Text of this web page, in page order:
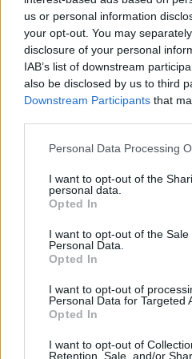
us or personal information
your opt-out. You may
disclosure of your personal
IAB’s list of downstream
also be disclosed by us to third
Downstream Participants that
Personal Data Processing
I want to opt-out of the
personal data.
Opted In
I want to opt-out of the Sale
Personal Data.
Opted In
I want to opt-out of
Personal Data for Targeted
Opted In
I want to opt-out of
Retention, Sale, and/or
Volvo 740 med lh2.2
tiden på tändning.
Senaste inlägget av
Generell felsökning
ID 4 vs EX 40 ? 4 svar
Senaste inlägget av
Ford Mustang e Mac
Senaste inlägget av KenthIJ2
244 motorbyte till
(Avancerad)
Passat -13 2.0tdi DSG
Senaste inlägget av The-
felsökning
Motorvärmare?